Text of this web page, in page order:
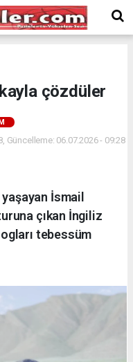
çözdüler
Güncelleme: 06.07.2026 - 09:28
yaşayan İsmail
çıkan İngiliz
tebessüm